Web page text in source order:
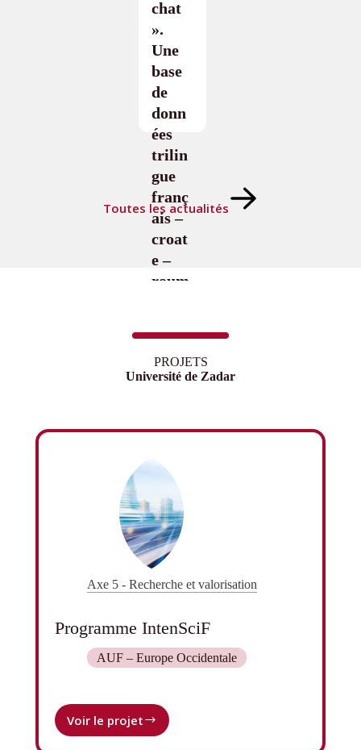
chat
».
Une
base
de
donn
ées
trilin
gue
franç
ais –
croat
e –
roum
Lire
suite
Toutes les actualités
PROJETS
Université de Zadar
Axe 5 - Recherche et valorisation
Programme IntenSciF
AUF – Europe Occidentale
Voir le projetProgramme